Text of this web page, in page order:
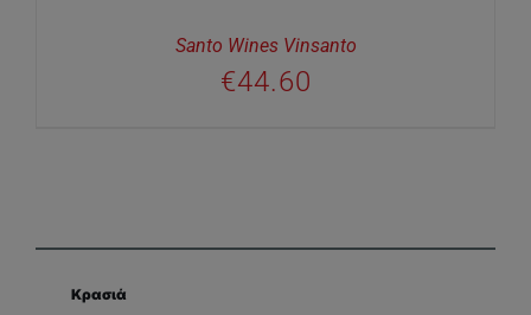
Santo Wines Vinsanto
€44.60
Κρασιά